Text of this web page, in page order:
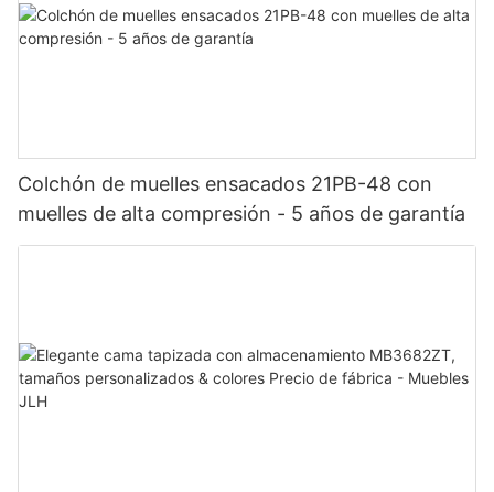
Colchón de muelles ensacados 21PB-48 con
muelles de alta compresión - 5 años de garantía